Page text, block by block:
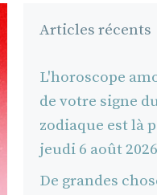
Articles récents
L'horoscope
de votre signe
zodiaque est là
jeudi 6 août 2026
De grandes